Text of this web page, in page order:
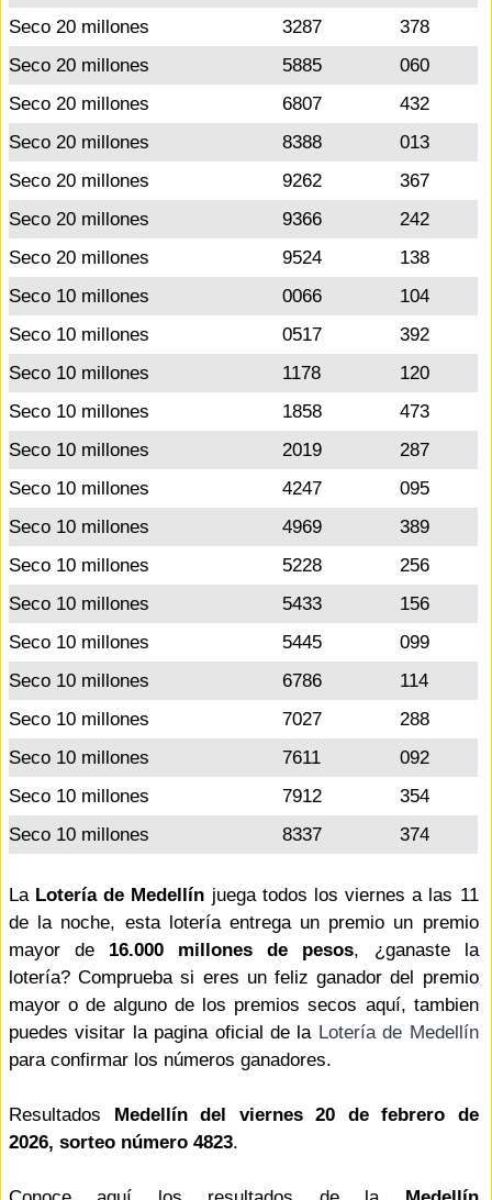
Seco 20 millones
3287
378
Seco 20 millones
5885
060
Seco 20 millones
6807
432
Seco 20 millones
8388
013
Seco 20 millones
9262
367
Seco 20 millones
9366
242
Seco 20 millones
9524
138
Seco 10 millones
0066
104
Seco 10 millones
0517
392
Seco 10 millones
1178
120
Seco 10 millones
1858
473
Seco 10 millones
2019
287
Seco 10 millones
4247
095
Seco 10 millones
4969
389
Seco 10 millones
5228
256
Seco 10 millones
5433
156
Seco 10 millones
5445
099
Seco 10 millones
6786
114
Seco 10 millones
7027
288
Seco 10 millones
7611
092
Seco 10 millones
7912
354
Seco 10 millones
8337 374
La Lotería de Medellín juega todos los viernes a las 11
de la noche, esta lotería entrega un premio un premio
mayor de 16.000 millones de pesos, ¿ganaste la
lotería? Comprueba si eres un feliz ganador del premio
mayor o de alguno de los premios secos aquí, tambien
puedes visitar la pagina oficial de la Lotería de Medellín
para confirmar los números ganadores.
Resultados Medellín del viernes 20 de febrero de
2026, sorteo número 4823.